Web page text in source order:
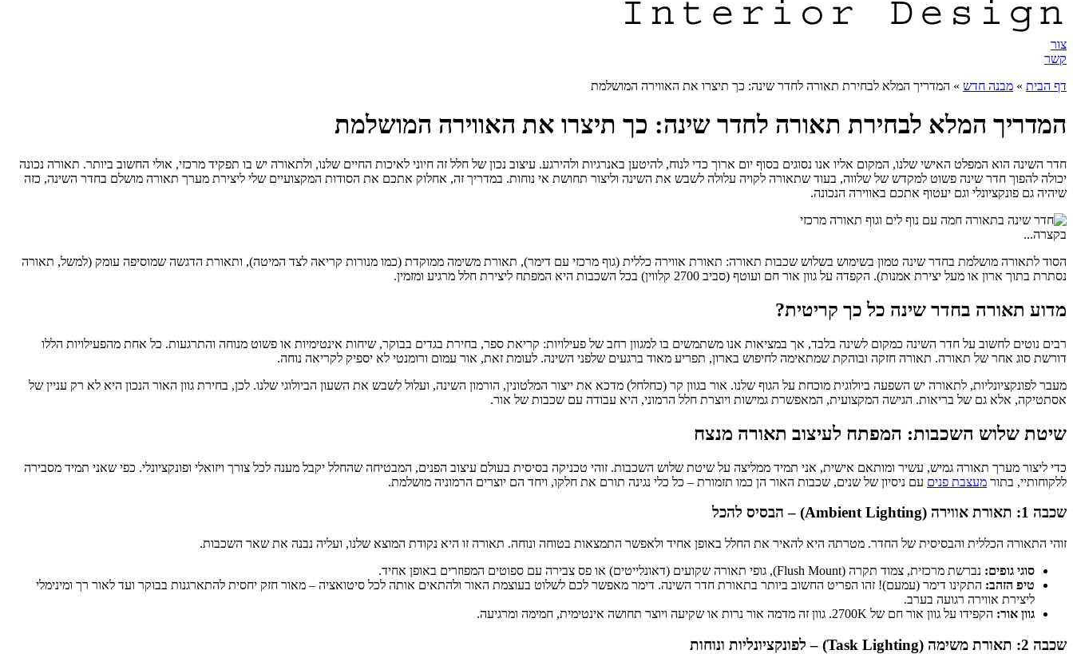
צור
קשר
דף הבית » מבנה חדש » המדריך המלא לבחירת תאורה לחדר שינה: כך תיצרו את האווירה המושלמת
המדריך המלא לבחירת תאורה לחדר שינה: כך תיצרו את האווירה המושלמת
חדר השינה הוא המפלט האישי שלנו, המקום אליו אנו נסוגים בסוף יום ארוך כדי לנוח, להיטען באנרגיות ולהירגע. עיצוב נכון של חלל זה חיוני לאיכות החיים שלנו, ולתאורה יש בו תפקיד מרכזי, אולי החשוב ביותר. תאורה נכונה
יכולה להפוך חדר שינה פשוט למקדש של שלווה, בעוד שתאורה לקויה עלולה לשבש את השינה וליצור תחושת אי נוחות. במדריך זה, אחלוק אתכם את הסודות המקצועיים שלי ליצירת מערך תאורה מושלם בחדר השינה, כזה
שיהיה גם פונקציונלי וגם יעטוף אתכם באווירה הנכונה.
בקצרה...
הסוד לתאורה מושלמת בחדר שינה טמון בשימוש בשלוש שכבות תאורה: תאורת אווירה כללית (גוף מרכזי עם דימר), תאורת משימה ממוקדת (כמו מנורות קריאה לצד המיטה), ותאורת הדגשה שמוסיפה עומק (למשל, תאורה
נסתרת בתוך ארון או מעל יצירת אמנות). הקפדה על גוון אור חם ועוטף (סביב 2700 קלווין) בכל השכבות היא המפתח ליצירת חלל מרגיע ומזמין.
מדוע תאורה בחדר שינה כל כך קריטית?
רבים נוטים לחשוב על חדר השינה כמקום לשינה בלבד, אך במציאות אנו משתמשים בו למגוון רחב של פעילויות: קריאת ספר, בחירת בגדים בבוקר, שיחות אינטימיות או פשוט מנוחה והתרגעות. כל אחת מהפעילויות הללו
דורשת סוג אחר של תאורה. תאורה חזקה ובוהקת שמתאימה לחיפוש בארון, תפריע מאוד ברגעים שלפני השינה. לעומת זאת, אור עמום ורומנטי לא יספיק לקריאה נוחה.
מעבר לפונקציונליות, לתאורה יש השפעה ביולוגית מוכחת על הגוף שלנו. אור בגוון קר (כחלחל) מדכא את ייצור המלטונין, הורמון השינה, ועלול לשבש את השעון הביולוגי שלנו. לכן, בחירת גוון האור הנכון היא לא רק עניין של
אסתטיקה, אלא גם של בריאות. הגישה המקצועית, המאפשרת גמישות ויוצרת חלל הרמוני, היא עבודה עם שכבות של אור.
שיטת שלוש השכבות: המפתח לעיצוב תאורה מנצח
כדי ליצור מערך תאורה גמיש, עשיר ומותאם אישית, אני תמיד ממליצה על שיטת שלוש השכבות. זוהי טכניקה בסיסית בעולם עיצוב הפנים, המבטיחה שהחלל יקבל מענה לכל צורך ויזואלי ופונקציונלי. כפי שאני תמיד מסבירה
ללקוחותיי, בתור מעצבת פנים עם ניסיון של שנים, שכבות האור הן כמו תזמורת – כל כלי נגינה תורם את חלקו, ויחד הם יוצרים הרמוניה מושלמת.
שכבה 1: תאורת אווירה (Ambient Lighting) – הבסיס להכל
זוהי התאורה הכללית והבסיסית של החדר. מטרתה היא להאיר את החלל באופן אחיד ולאפשר התמצאות בטוחה ונוחה. תאורה זו היא נקודת המוצא שלנו, ועליה נבנה את שאר השכבות.
סוגי גופים: נברשת מרכזית, צמוד תקרה (Flush Mount), גופי תאורה שקועים (דאונלייטים) או פס צבירה עם ספוטים המפוזרים באופן אחיד.
טיפ הזהב: התקינו דימר (עמעם)! זהו הפריט החשוב ביותר בתאורת חדר השינה. דימר מאפשר לכם לשלוט בעוצמת האור ולהתאים אותה לכל סיטואציה – מאור חזק יחסית להתארגנות בבוקר ועד לאור רך ומינימלי
ליצירת אווירה רגועה בערב.
גוון אור: הקפידו על גוון אור חם של 2700K. גוון זה מדמה אור נרות או שקיעה ויוצר תחושה אינטימית, חמימה ומרגיעה.
שכבה 2: תאורת משימה (Task Lighting) – לפונקציונליות ונוחות